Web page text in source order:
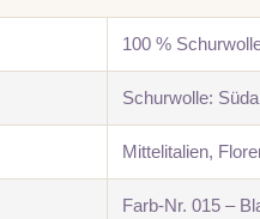
100 %
Schurwolle:
Mittelitalien,
Farb-Nr. 015 –